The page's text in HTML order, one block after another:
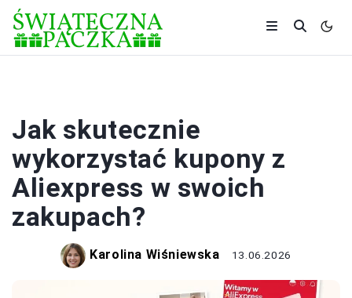
Jak skutecznie
wykorzystać kupony z
Aliexpress w swoich
zakupach?
Karolina Wiśniewska 13.06.2026